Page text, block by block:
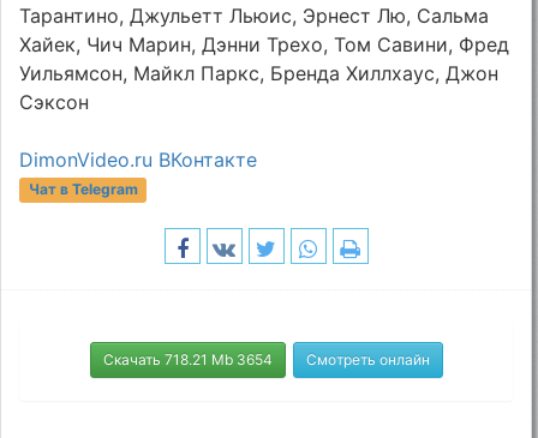
Тарантино, Джульетт Льюис, Эрнест Лю, Сальма
Хайек, Чич Марин, Дэнни Трехо, Том Савини, Фред
Уильямсон, Майкл Паркс, Бренда Хиллхаус, Джон
Сэксон
DimonVideo.ru ВКонтакте
Чат в Telegram
Скачать 718.21 Mb 3654 Смотреть онлайн